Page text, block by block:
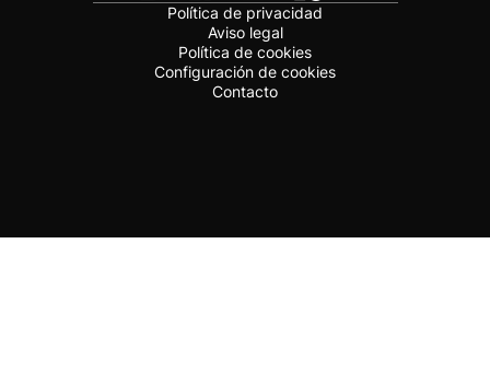
Política de privacidad
Aviso legal
Política de cookies
Configuración de cookies
Contacto